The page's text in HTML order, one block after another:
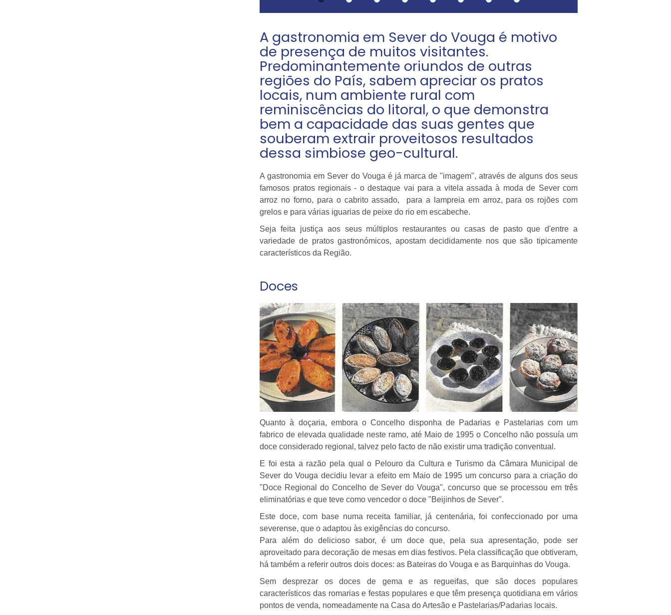
A gastronomia em Sever do Vouga é motivo
de presença de muitos visitantes.
Predominantemente oriundos de outras
regiões do País, sabem apreciar os pratos
locais, num ambiente rural com
reminiscências do litoral, o que demonstra
bem a capacidade das suas gentes que
souberam extrair proveitosos resultados
dessa simbiose geo-cultural.
A gastronomia em Sever do Vouga é já marca de "imagem", através de alguns dos seus
famosos pratos regionais - o destaque vai para a vitela assada à moda de Sever com
arroz no forno, para o cabrito assado, para a lampreia em arroz, para os rojões com
grelos e para várias iguarias de peixe do rio em escabeche.
Seja feita justiça aos seus múltiplos restaurantes ou casas de pasto que d'entre a
variedade de pratos gastronómicos, apostam decididamente nos que são tipicamente
característicos da Região.
Doces
Quanto à doçaria, embora o Concelho disponha de Padarias e Pastelarias com um
fabrico de elevada qualidade neste ramo, até Maio de 1995 o Concelho não possuía um
doce considerado regional, talvez pelo facto de não existir uma tradição conventual.
E foi esta a razão pela qual o Pelouro da Cultura e Turismo da Câmara Municipal de
Sever do Vouga decidiu levar a efeito em Maio de 1995 um concurso para a criação do
"Doce Regional do Concelho de Sever do Vouga", concurso que se processou em três
eliminatórias e que teve como vencedor o doce "Beijinhos de Sever".
Este doce, com base numa receita familiar, já centenária, foi confeccionado por uma
severense, que o adaptou às exigências do concurso.
Para além do delicioso sabor, é um doce que, pela sua apresentação, pode ser
aproveitado para decoração de mesas em dias festivos. Pela classificação que obtiveram,
há também a referir outros dois doces: as Bateiras do Vouga e as Barquinhas do Vouga.
Sem desprezar os doces de gema e as regueifas, que são doces populares
característicos das romarias e festas populares e que têm presença quotidiana em vários
pontos de venda, nomeadamente na Casa do Artesão e Pastelarias/Padarias locais.